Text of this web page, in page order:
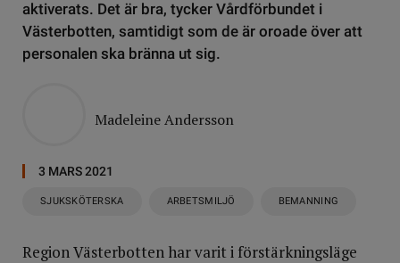
aktiverats. Det är bra, tycker Vårdförbundet i
Västerbotten, samtidigt som de är oroade över att
personalen ska bränna ut sig.
Madeleine Andersson
3 MARS 2021
SJUKSKÖTERSKA ARBETSMILJÖ BEMANNING
Region Västerbotten har varit i förstärkningsläge